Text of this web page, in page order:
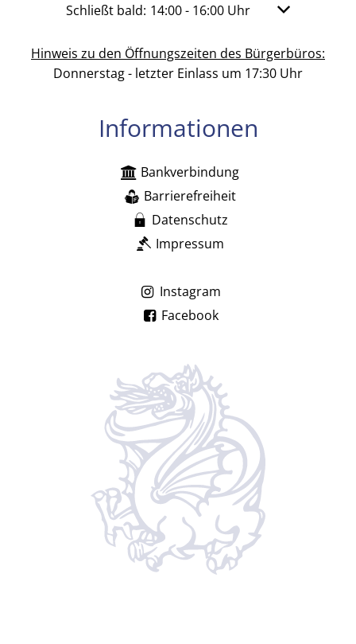
Klicken, um weitere Öffnungs- oder
Schließt bald: 14:00- 16:00 Uhr Von 14:00
Hinweis zu den Öffnungszeiten des Bürgerbüros:
Donnerstag - letzter Einlass um 17:30 Uhr
Informationen
Bankverbindung
Barrierefreiheit
Datenschutz
Impressum
Instagram
Facebook